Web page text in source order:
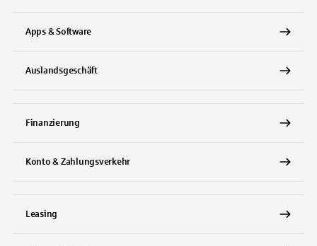
Apps & Software
Auslandsgeschäft
Finanzierung
Konto & Zahlungsverkehr
Leasing